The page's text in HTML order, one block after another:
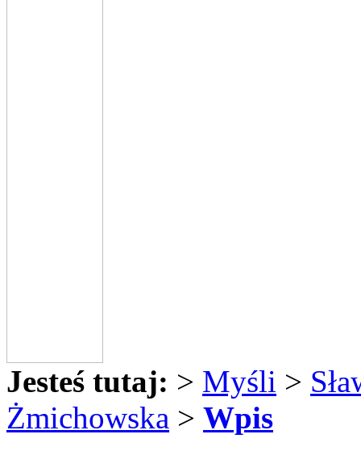
Jesteś tutaj: > Myśli >
Żmichowska > Wpis